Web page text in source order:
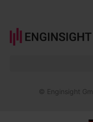
© Enginsight